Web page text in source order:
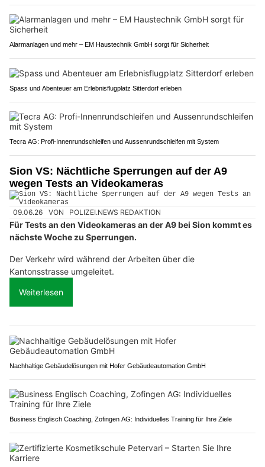
Alarmanlagen und mehr – EM Haustechnik GmbH sorgt für Sicherheit
Spass und Abenteuer am Erlebnisflugplatz Sitterdorf erleben
Tecra AG: Profi-Innenrundschleifen und Aussenrundschleifen mit System
Sion VS: Nächtliche Sperrungen auf der A9
wegen Tests an Videokameras
09.06.26 VON POLIZEI.NEWS REDAKTION
Für Tests an den Videokameras an der A9 bei Sion kommt es
nächste Woche zu Sperrungen.
Der Verkehr wird während der Arbeiten über die
Kantonsstrasse umgeleitet.
Weiterlesen
Nachhaltige Gebäudelösungen mit Hofer Gebäudeautomation GmbH
Business Englisch Coaching, Zofingen AG: Individuelles Training für Ihre Ziele